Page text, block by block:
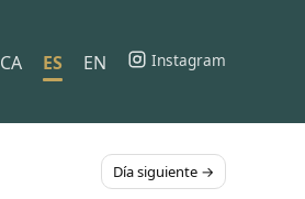
CA ES EN Instagram
Día siguiente →